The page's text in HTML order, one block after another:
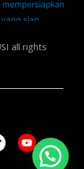
all rights